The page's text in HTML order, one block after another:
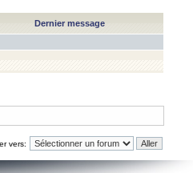
Dernier message
vers: